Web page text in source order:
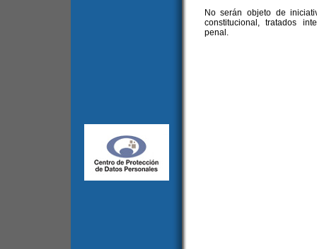
No serán objeto de
constitucional, tratados
penal.